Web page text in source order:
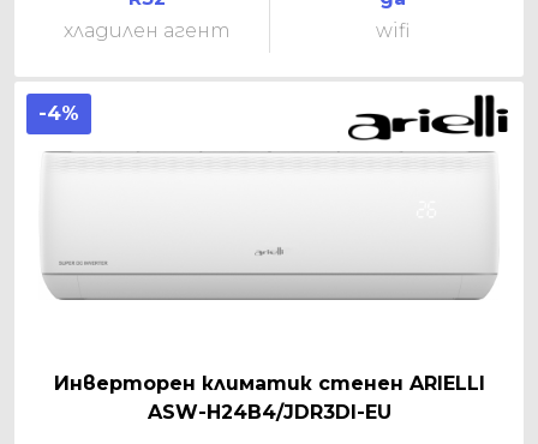
хладилен агент
wifi
-4%
Инверторен климатик стенен ARIELLI
ASW-H24B4/JDR3DI-EU